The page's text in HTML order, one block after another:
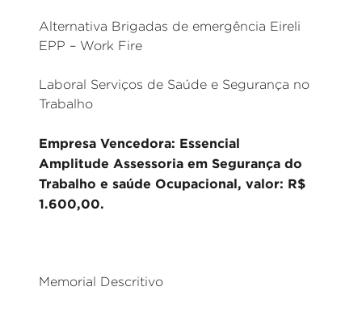
Alternativa Brigadas de emergência Eireli
EPP – Work Fire
Laboral Serviços de Saúde e Segurança no
Trabalho
Empresa Vencedora: Essencial
Amplitude Assessoria em Segurança do
Trabalho e saúde Ocupacional, valor: R$
1.600,00.
Memorial Descritivo